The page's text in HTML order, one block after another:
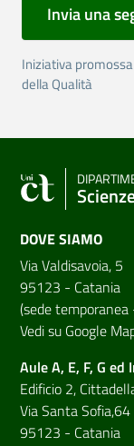
Invia una
Iniziativa
della Qualità
DOVE SIAMO
Via Valdisavoia, 5
95123 - Catania
(sede temporanea
Vedi su Google
Aule A, E, F, G
Edificio 2,
Via Santa Sofia,64
95123 - Catania